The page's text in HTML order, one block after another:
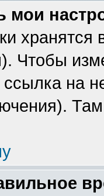
мои
Чтобы
на